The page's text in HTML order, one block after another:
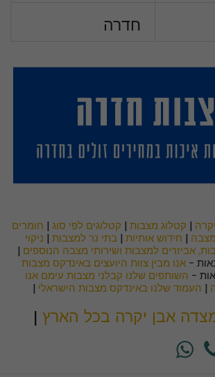
חדרה
| קטלוג מצבות | קטלוגים לפי סוג | חומרים
| חידוש אותיות |בתי נר למצבות | ניקוי
אביזרים למצבות ושירותי מצבה הנוספים |
- אנו מבין צוות היועצים באינדקס מצבות
- השותפים שלנו קבלני מצבות עימם אנו
| העמוד שלנו באינדקס מצבות הישראלי |
אבן יקרה בכל הארץ |